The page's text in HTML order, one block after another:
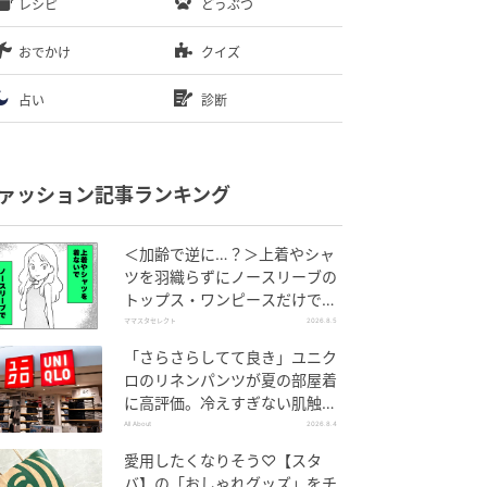
レシピ どうぶつ
おでかけ クイズ
占い 診断
ッション記事ランキング
＜加齢で逆に…？＞上着やシャ
ツを羽織らずにノースリーブの
トップス・ワンピースだけで外
出できる？
ママスタセレクト 2026.8.5
「さらさらしてて良き」ユニク
ロのリネンパンツが夏の部屋着
に高評価。冷えすぎない肌触り
が決め手
All About 2026.8.4
愛用したくなりそう♡【スタ
バ】の「おしゃれグッズ」をチ